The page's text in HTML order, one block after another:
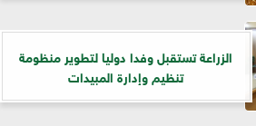
الزراعة تستقبل وفدا دوليا لتطوير منظومة
تنظيم وإدارة المبيدات